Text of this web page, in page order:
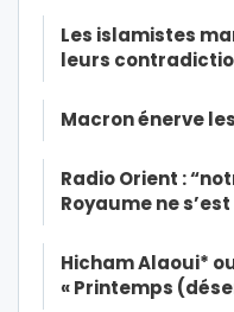
Les islamistes
leurs
Macron énerve
Radio Orient :
Royaume ne
Hicham Alaoui*
« Printemps